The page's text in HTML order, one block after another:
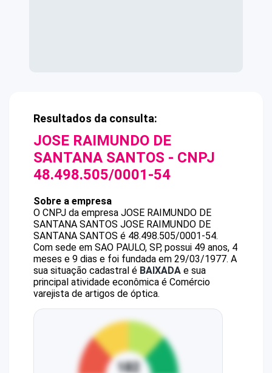
Resultados da consulta:
JOSE RAIMUNDO DE
SANTANA SANTOS - CNPJ
48.498.505/0001-54
Sobre a empresa
O CNPJ da empresa JOSE RAIMUNDO DE
SANTANA SANTOS JOSE RAIMUNDO DE
SANTANA SANTOS é 48.498.505/0001-54.
Com sede em SAO PAULO, SP, possui 49 anos, 4
meses e 9 dias e foi fundada em 29/03/1977. A
sua situação cadastral é BAIXADA e sua
principal atividade econômica é Comércio
varejista de artigos de óptica.